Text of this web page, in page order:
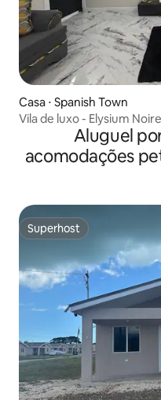
Casa ⋅ Spanish Town
Vila de luxo - Elysium
Aluguel
acomodações
Superhost
Superhost